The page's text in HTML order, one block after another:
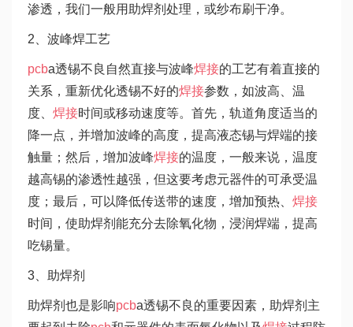
渗透，我们一般用助焊剂处理，或纱布刷干净。
2、波峰焊工艺
pcba透锡不良自然直接与波峰焊接的工艺有着直接的
关系，重新优化透锡不好的焊接参数，如波高、温
度、 焊接时间或移动速度等。首先，轨道角度适当的
降一点，并增加波峰的高度，提高液态锡与焊端的接
触量；然后，增加波峰焊接的温度，一般来说，温度
越高锡的渗透性越强，但这要考虑元器件的可承受温
度；最后，可以降低传送带的速度，增加预热、 焊接
时间，使助焊剂能充分去除氧化物，浸润焊端，提高
吃锡量。
3、助焊剂
助焊剂也是影响pcba透锡不良的重要因素，助焊剂主